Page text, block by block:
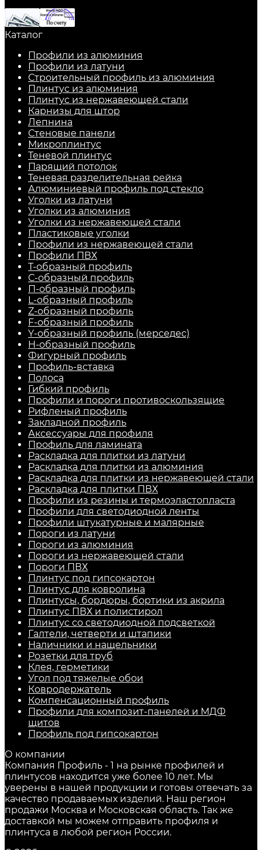
Каталог
Профили из алюминия
Профили из латуни
Строительный профиль из алюминия
Плинтус из алюминия
Плинтус из нержавеющей стали
Карнизы для штор
Лепнина
Стеновые панели
Микроплинтус
Теневой плинтус
Парящий потолок
Теневая разделительная рейка
Алюминиевый профиль под стекло
Уголки из латуни
Уголки из алюминия
Уголки из нержавеющей стали
Пластиковые уголки
Профили из нержавеющей стали
Профили ПВХ
Т-образный профиль
С-образный профиль
П-образный профиль
L-образный профиль
Z-образный профиль
F-образный профиль
Y-образный профиль (мерседес)
H-образный профиль
Фигурный профиль
Профиль-вставка
Полоса
Гибкий профиль
Профили и пороги противоскользящие
Рифленый профиль
Закладной профиль
Аксессуары для профиля
Профиль для ламината
Раскладка для плитки из латуни
Раскладка для плитки из алюминия
Раскладка для плитки из нержавеющей стали
Раскладка для плитки ПВХ
Профили из резины и термоэластопласта
Профили для светодиодной ленты
Профили штукатурные и малярные
Пороги из латуни
Пороги из алюминия
Пороги из нержавеющей стали
Пороги ПВХ
Плинтус под гипсокартон
Плинтус для ковролина
Плинтусы, бордюры, бортики из акрила
Плинтус ПВХ и полистирол
Плинтус со светодиодной подсветкой
Галтели, четверти и штапики
Наличники и нащельники
Розетки для труб
Клея, герметики
Угол под тяжелые обои
Ковродержатель
Компенсационный профиль
Профили для композит-панелей и МДФ
щитов
Профиль под гипсокартон
О компании
Компания Профиль - 1 на рынке профилей и
плинтусов находится уже более 10 лет. Мы
уверены в нашей продукции и готовы отвечать за
качество продаваемых изделий. Наш регион
продажи Москва и Московская область. Так же
доставкой мы можем отправить профиля и
плинтуса в любой регион России.